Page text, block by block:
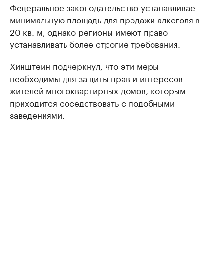
Федеральное законодательство устанавливает
минимальную площадь для продажи алкоголя в
20 кв. м, однако регионы имеют право
устанавливать более строгие требования.
Хинштейн подчеркнул, что эти меры
необходимы для защиты прав и интересов
жителей многоквартирных домов, которым
приходится соседствовать с подобными
заведениями.